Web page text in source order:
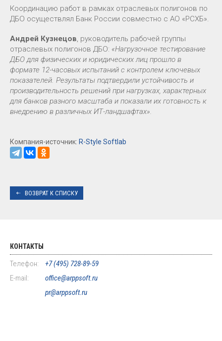
Координацию работ в рамках отраслевых полигонов по
ДБО осуществлял Банк России совместно с АО «РСХБ».
Андрей Кузнецов, руководитель рабочей группы
отраслевых полигонов ДБО: «Нагрузочное тестирование
ДБО для физических и юридических лиц прошло в
формате 12-часовых испытаний с контролем ключевых
показателей. Результаты подтвердили устойчивость и
производительность решений при нагрузках, характерных
для банков разного масштаба и показали их готовность к
внедрению в различных ИТ-ландшафтах».
Компания-источник: R-Style Softlab
ВОЗВРАТ К СПИСКУ
КОНТАКТЫ
Телефон:
+7 (495) 728-89-59
E-mail:
office@arppsoft.ru
pr@arppsoft.ru